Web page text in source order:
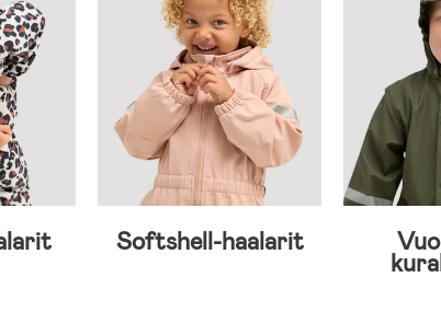
Softshell-haalarit